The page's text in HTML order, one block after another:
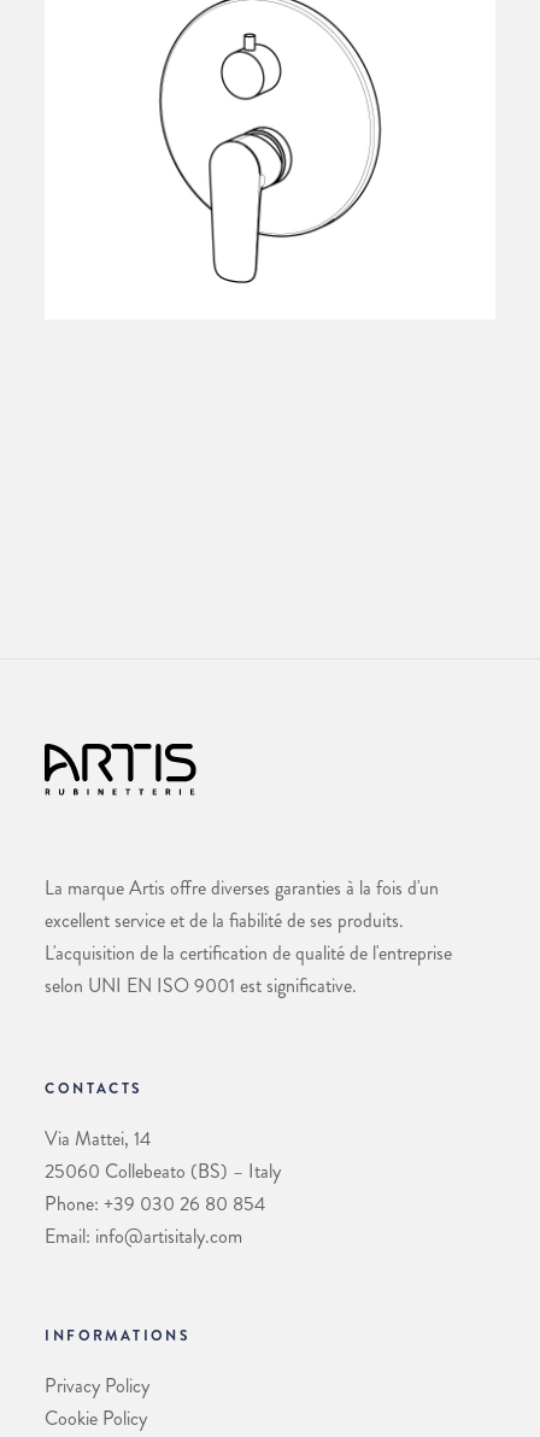
La marque Artis offre diverses garanties à la fois d'un
excellent service et de la fiabilité de ses produits.
L'acquisition de la certification de qualité de l'entreprise
selon UNI EN ISO 9001 est significative.
CONTACTS
Via Mattei, 14
25060 Collebeato (BS) – Italy
Phone: +39 030 26 80 854
Email: info@artisitaly.com
INFORMATIONS
Privacy Policy
Cookie Policy